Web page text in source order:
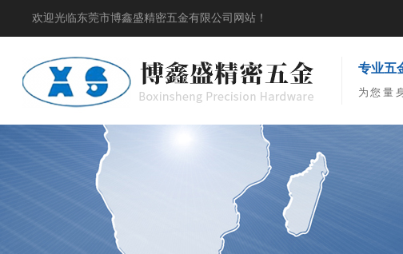
欢迎光临东莞市博鑫盛精密五金有限公司网站！
专业五
为您量